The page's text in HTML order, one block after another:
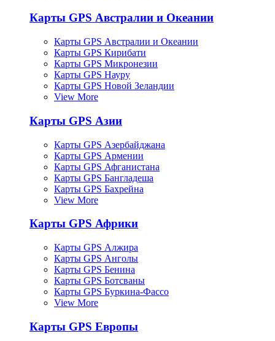
Карты GPS Австралии и Океании
Карты GPS Австралии и Океании
Карты GPS Кирибати
Карты GPS Микронезии
Карты GPS Науру
Карты GPS Новой Зеландии
View More
Карты GPS Азии
Карты GPS Азербайджана
Карты GPS Армении
Карты GPS Афганистана
Карты GPS Бангладеша
Карты GPS Бахрейна
View More
Карты GPS Африки
Карты GPS Алжира
Карты GPS Анголы
Карты GPS Бенина
Карты GPS Ботсваны
Карты GPS Буркина-Фассо
View More
Карты GPS Европы